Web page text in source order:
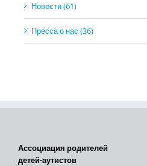
Новости (61)
Пресса о нас (36)
Ассоциация родителей
детей-аутистов